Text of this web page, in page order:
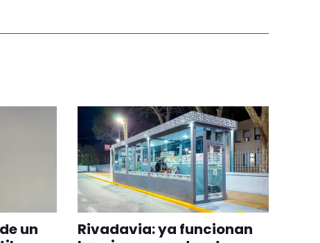
un
Rivadavia: ya funcionan